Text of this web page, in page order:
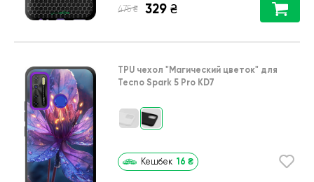
475 ₴ 329 ₴
TPU чехол "Магический цветок" для
Tecno Spark 5 Pro KD7
Кешбек 16 ₴